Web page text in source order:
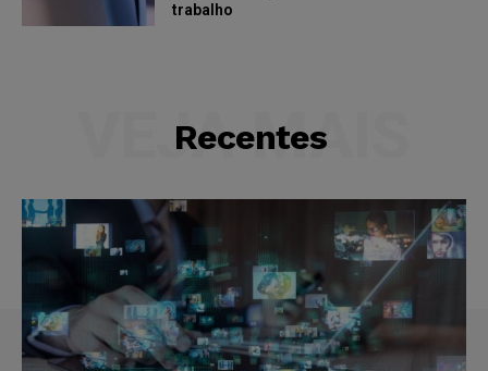
trabalho
Recentes
VEJA MAIS